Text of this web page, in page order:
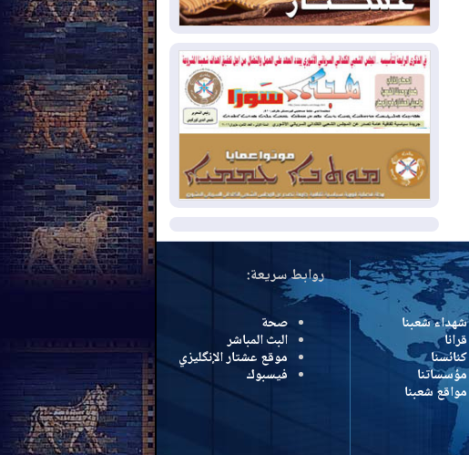
2026-08-03
أوامر بإجلاء 60 ألف شخص
بسبب الحرائق في ولاية واشنطن
2026-08-02مشروع "حسابي" يُمهل
الموظفين حتى نهاية أغسطس لاستلام
بطاقاتهم المصرفية
2026-08-02دمشق وعمّان تحذران بغداد:
أي هجوم من أراضي العراق سيواجه برد
المزيد
شهداء شعبنا
قرانا
كنائسنا
مؤسساتنا
مواقع شعبنا
روابط سريعة:
صحة
البث المباشر
موقع عشتار الإنگليزي
فيسبوك